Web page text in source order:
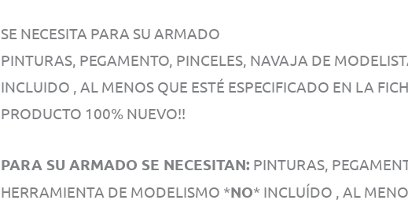
SE NECESITA PARA SU ARMADO
PINTURAS, PEGAMENTO, PINCELES, NAVAJA DE
INCLUIDO , AL MENOS QUE ESTÉ ESPECIFICADO EN LA
PRODUCTO 100% NUEVO!!
PARA SU ARMADO SE NECESITAN: PINTURAS,
HERRAMIENTA DE MODELISMO *NO* INCLUÍDO , AL